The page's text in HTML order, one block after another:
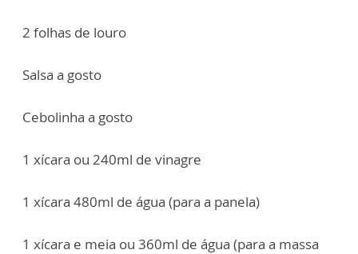
2 folhas de louro
Salsa a gosto
Cebolinha a gosto
1 xícara ou 240ml de vinagre
1 xícara 480ml de água (para a panela)
1 xícara e meia ou 360ml de água (para a massa